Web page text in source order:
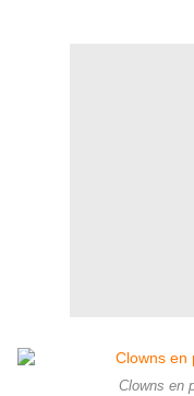
Clowns en